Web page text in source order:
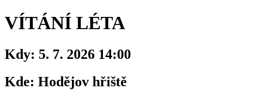
VÍTÁNÍ LÉTA
Kdy: 5. 7. 2026 14:00
Kde: Hodějov hřiště